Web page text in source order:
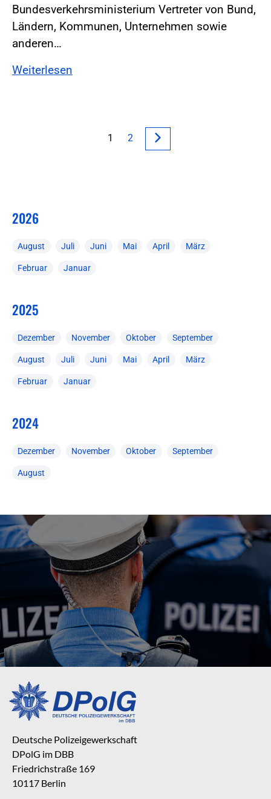
Bundesverkehrsministerium Vertreter von Bund,
Ländern, Kommunen, Unternehmen sowie
anderen…
Weiterlesen
1 2
2026
August Juli Juni Mai April März
Februar Januar
2025
Dezember November Oktober September
August Juli Juni Mai April März
Februar Januar
2024
Dezember November Oktober September
August
Deutsche Polizeigewerkschaft
DPolG im DBB
Friedrichstraße 169
10117 Berlin